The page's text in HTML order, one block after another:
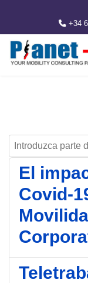
+34
Introduzca parte
El
Covid-